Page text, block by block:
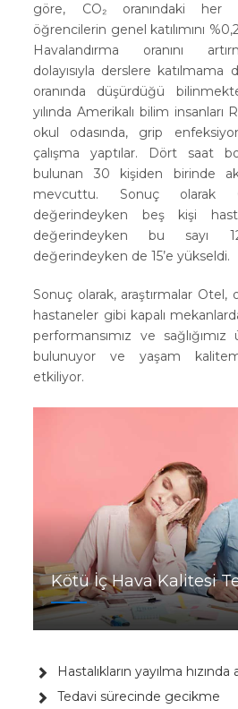
göre, CO₂ oranındaki her
öğrencilerin genel katılımını
Havalandırma oranını
dolayısıyla derslere katılmama
oranında düşürdüğü
yılında Amerikalı bilim
okul odasında, grip
çalışma yaptılar. Dört saat
bulunan 30 kişiden birinde
mevcuttu. Sonuç olarak
değerindeyken beş kişi
değerindeyken bu sayı
değerindeyken de 15’e yükseldi.
Sonuç olarak, araştırmalar Otel,
hastaneler gibi kapalı
performansımız ve
bulunuyor ve yaşam
etkiliyor.
Kötü İç Hava Kalitesi
Hastalıkların yayılma hızında
Tedavi sürecinde gecikme